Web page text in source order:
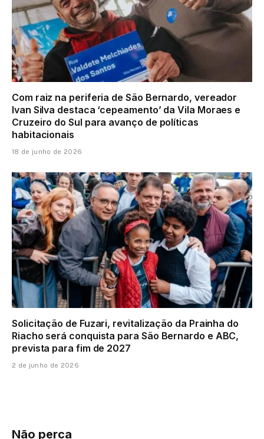
Com raiz na periferia de São Bernardo, vereador
Ivan Silva destaca ‘cepeamento’ da Vila Moraes e
Cruzeiro do Sul para avanço de políticas
habitacionais
18 de junho de 2026
Solicitação de Fuzari, revitalização da Prainha do
Riacho será conquista para São Bernardo e ABC,
prevista para fim de 2027
2 de junho de 2026
Não perca